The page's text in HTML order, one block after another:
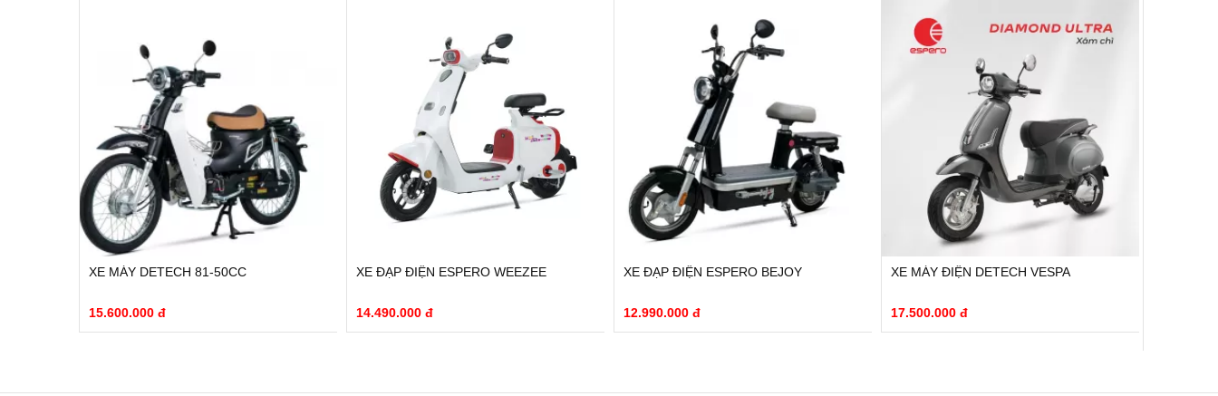
XE MÁY DETECH 81-50CC
15.600.000 đ
XE ĐẠP ĐIỆN ESPERO WEEZEE
14.490.000 đ
XE ĐẠP ĐIỆN ESPERO BEJOY
12.990.000 đ
XE MÁY ĐIỆN DETECH VESPA
17.500.000 đ